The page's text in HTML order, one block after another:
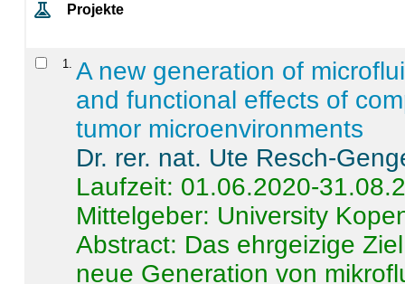
Projekte
1
A new generation of
and functional effects of
tumor microenvironments
Dr. rer. nat. Ute Resch-
Laufzeit: 01.06.2020-
Mittelgeber: University
Abstract: Das ehrgeizige
neue Generation von